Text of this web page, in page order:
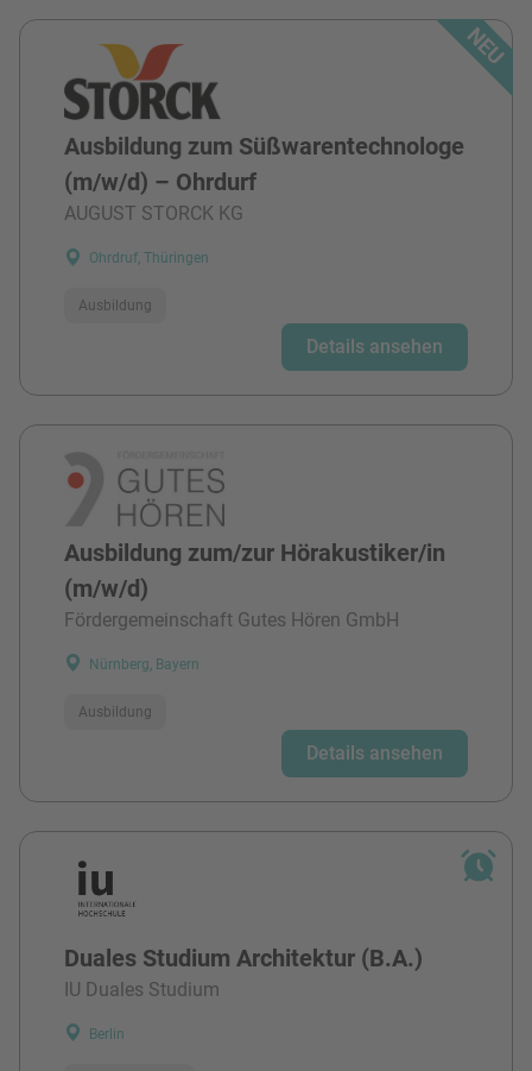
Ausbildung zum Süßwarentechnologe
(m/w/d) – Ohrdurf
AUGUST STORCK KG
Ohrdruf, Thüringen
Ausbildung
Details ansehen
Ausbildung zum/zur Hörakustiker/in
(m/w/d)
Fördergemeinschaft Gutes Hören GmbH
Nürnberg, Bayern
Ausbildung
Details ansehen
Duales Studium Architektur (B.A.)
IU Duales Studium
Berlin